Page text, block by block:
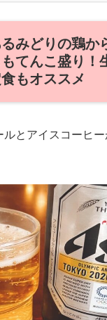
みどりの鶏か
てんこ盛り！
もオススメ
ルとアイスコーヒー